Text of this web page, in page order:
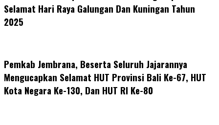
Selamat Hari Raya Galungan Dan Kuningan Tahun
2025
Pemkab Jembrana, Beserta Seluruh Jajarannya
Mengucapkan Selamat HUT Provinsi Bali Ke-67, HUT
Kota Negara Ke-130, Dan HUT RI Ke-80